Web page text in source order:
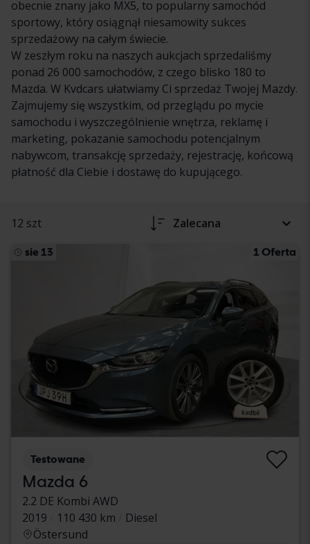
obecnie znany jako MX5, to popularny samochód
sportowy, który osiągnął niesamowity sukces
sprzedażowy na całym świecie.
W zeszłym roku na naszych aukcjach sprzedaliśmy
ponad 26 000 samochodów, z czego blisko 180 to
Mazda. W Kvdcars ułatwiamy Ci sprzedaż Twojej Mazdy.
Zajmujemy się wszystkim, od przeglądu po mycie
samochodu i wyszczególnienie wnętrza, reklamę i
marketing, pokazanie samochodu potencjalnym
nabywcom, transakcję sprzedaży, rejestrację, końcową
płatność dla Ciebie i dostawę do kupującego.
12 szt Zalecana
sie 13 1 Oferta
Testowane
Mazda 6
2.2 DE Kombi AWD
2019
110 430 km
Diesel
Östersund